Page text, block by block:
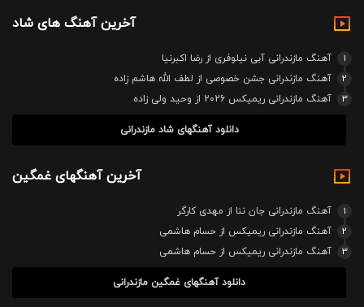
آخرین آهنگ های شاد
1
آهنگ مازندرانی آبی نیلوفری از رضا اکبرنیا
2
آهنگ مازندرانی جشن خصوصی از لطف الله هاشم زاده
3
آهنگ مازندرانی ریمیکس 2026 از وحید ولی زاده
دانلود آهنگهای شاد مازندرانی
آخرین آهنگهای غمگین
1
آهنگ مازندرانی جان ننا از مهدی کارگر
2
آهنگ مازندرانی ریمیکس از حسام هاشمی
3
آهنگ مازندرانی ریمیکس از حسام هاشمی
دانلود آهنگهای غمگین مازندرانی